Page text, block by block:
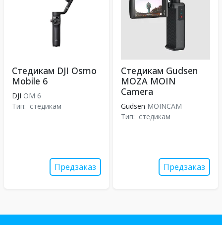
Стедикам DJI Osmo
Mobile 6
DJI OM 6
Тип: стедикам
Предзаказ
Стедикам Gudsen
MOZA MOIN
Camera
Gudsen MOINCAM
Тип: стедикам
Предзаказ